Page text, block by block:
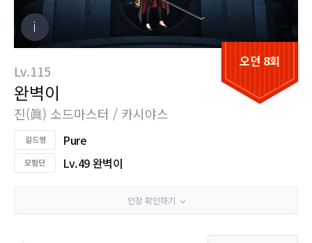
오던 8회
Lv.115
완벽이
진(眞) 소드마스터 / 카시야스
Pure
Lv.49 완벽이
인장 확인하기